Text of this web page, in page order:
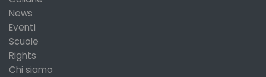
News
Eventi
Scuole
Rights
Chi siamo